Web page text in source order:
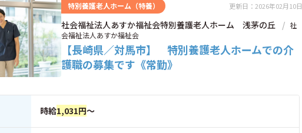
特別養護老人ホーム（特養） 更新日：2026年02月10日
社会福祉法人あすか福祉会特別養護老人ホーム 浅茅の丘
社
会福祉法人あすか福祉会
【長崎県／対馬市】 特別養護老人ホームでの介
護職の募集です《常勤》
時給1,031円～